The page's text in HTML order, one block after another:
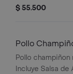
Pepperoncini.
$ 55.500
Pollo
Pollo champiñon
Incluye Salsa de